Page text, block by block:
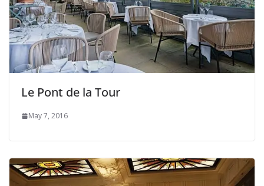
Le Pont de la Tour
May 7, 2016